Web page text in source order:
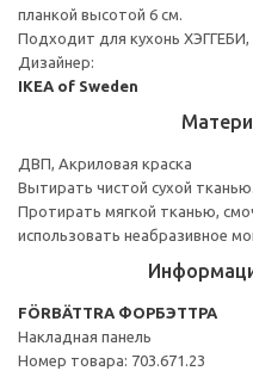
планкой высотой 6 см.
Подходит для кухонь
Дизайнер:
IKEA of Sweden
ДВП, Акриловая краска
Вытирать чистой сухой тканью.
Протирать мягкой тканью,
использовать неабразивное
FÖRBÄTTRA ФОРБЭТТРА
Накладная панель
Номер товара: 703.671.23